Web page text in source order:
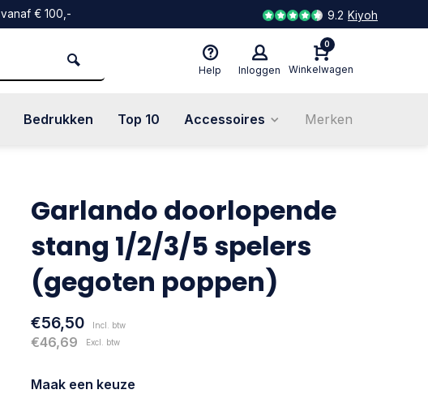
vanaf € 100,- 9.2 Kiyoh
Help Inloggen
0
Winkelwagen
Bedrukken Top 10 Accessoires Merken
Garlando doorlopende
stang 1/2/3/5 spelers
(gegoten poppen)
€56,50 Incl. btw
€46,69 Excl. btw
Maak een keuze